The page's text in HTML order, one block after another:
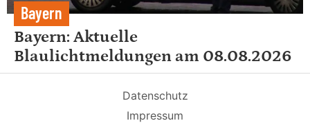
Bayern
Bayern: Aktuelle
Blaulichtmeldungen am 08.08.2026
Datenschutz
Impressum